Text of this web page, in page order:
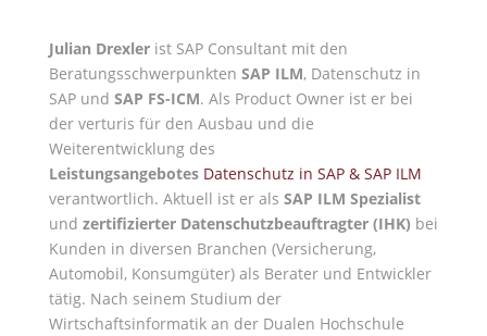
Julian Drexlerist SAP Consultant mit den
Beratungsschwerpunkten SAP ILM, Datenschutz in
SAP und SAP FS-ICM. Als Product Owner ist er bei
der verturis für den Ausbau und die
Weiterentwicklung des
Leistungsangebotes Datenschutz in SAP & SAP ILM
verantwortlich. Aktuell ist er als SAP ILM Spezialist
und zertifizierter Datenschutzbeauftragter (IHK) bei
Kunden in diversen Branchen (Versicherung,
Automobil, Konsumgüter) als Berater und Entwickler
tätig. Nach seinem Studium der
Wirtschaftsinformatik an der Dualen Hochschule